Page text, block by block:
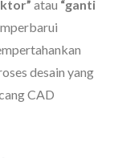
atau “ganti
desain yang
CAD